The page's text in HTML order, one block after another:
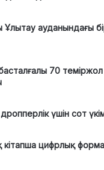
Ұлытау ауданындағы
70
үшін сот
цифрлық